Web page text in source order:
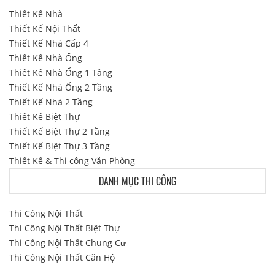
Thiết Kế Nhà
Thiết Kế Nội Thất
Thiết Kế Nhà Cấp 4
Thiết Kế Nhà Ống
Thiết Kế Nhà Ống 1 Tầng
Thiết Kế Nhà Ống 2 Tầng
Thiết Kế Nhà 2 Tầng
Thiết Kế Biệt Thự
Thiết Kế Biệt Thự 2 Tầng
Thiết Kế Biệt Thự 3 Tầng
Thiết Kế & Thi công Văn Phòng
DANH MỤC THI CÔNG
Thi Công Nội Thất
Thi Công Nội Thất Biệt Thự
Thi Công Nội Thất Chung Cư
Thi Công Nội Thất Căn Hộ